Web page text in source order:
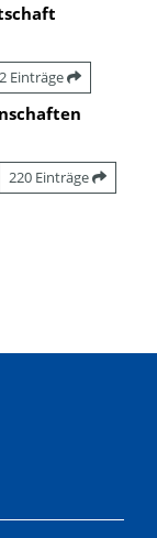
Einträge
220 Einträge